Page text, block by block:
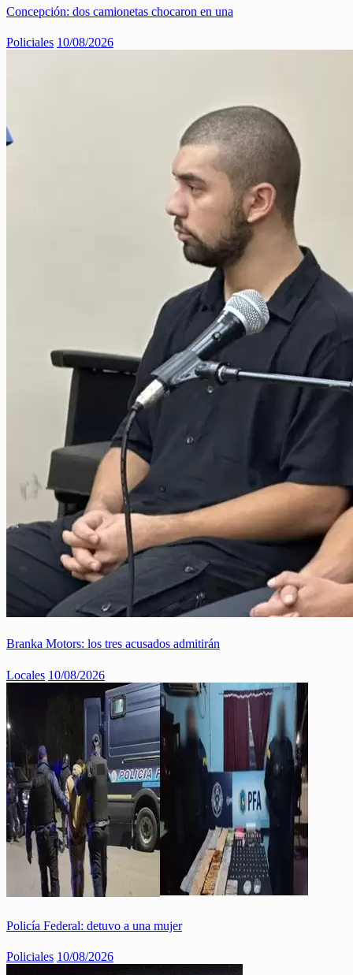
Concepción: dos camionetas chocaron en una
Policiales 10/08/2026
Branka Motors: los tres acusados admitirán
Locales 10/08/2026
Policía Federal: detuvo a una mujer
Policiales 10/08/2026